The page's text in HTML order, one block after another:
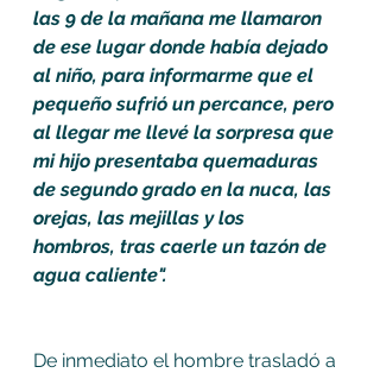
las 9 de la mañana me llamaron
de ese lugar donde había dejado
al niño, para informarme que el
pequeño sufrió un percance, pero
al llegar me llevé la sorpresa que
mi hijo presentaba quemaduras
de segundo grado en la nuca, las
orejas, las mejillas y los
hombros, tras caerle un tazón de
agua caliente".
De inmediato el hombre trasladó a